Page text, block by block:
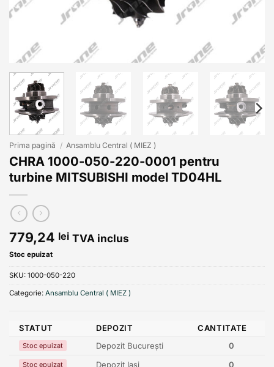
Prima pagină / Ansamblu Central ( MIEZ )
CHRA 1000-050-220-0001 pentru
turbine MITSUBISHI model TD04HL
779,24 lei TVA inclus
Stoc epuizat
SKU: 1000-050-220
Categorie: Ansamblu Central ( MIEZ )
STATUT DEPOZIT CANTITATE
Stoc epuizat Depozit București 0
Stoc epuizat Depozit Iași 0